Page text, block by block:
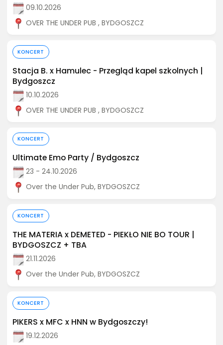
09.10.2026
OVER THE UNDER PUB , BYDGOSZCZ
KONCERT
Stacja B. x Hamulec - Przegląd kapel szkolnych |
Bydgoszcz
10.10.2026
OVER THE UNDER PUB , BYDGOSZCZ
KONCERT
Ultimate Emo Party / Bydgoszcz
23 - 24.10.2026
Over the Under Pub, BYDGOSZCZ
KONCERT
THE MATERIA x DEMETED - PIEKŁO NIE BO TOUR |
BYDGOSZCZ + TBA
21.11.2026
Over the Under Pub, BYDGOSZCZ
KONCERT
PIKERS x MFC x HNN w Bydgoszczy!
19.12.2026